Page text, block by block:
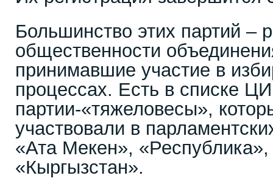
Большинство этих партий –
общественности
принимавшие участие в
процессах. Есть в списке
партии-«тяжеловесы»,
участвовали в
«Ата Мекен»,
«Кыргызстан».